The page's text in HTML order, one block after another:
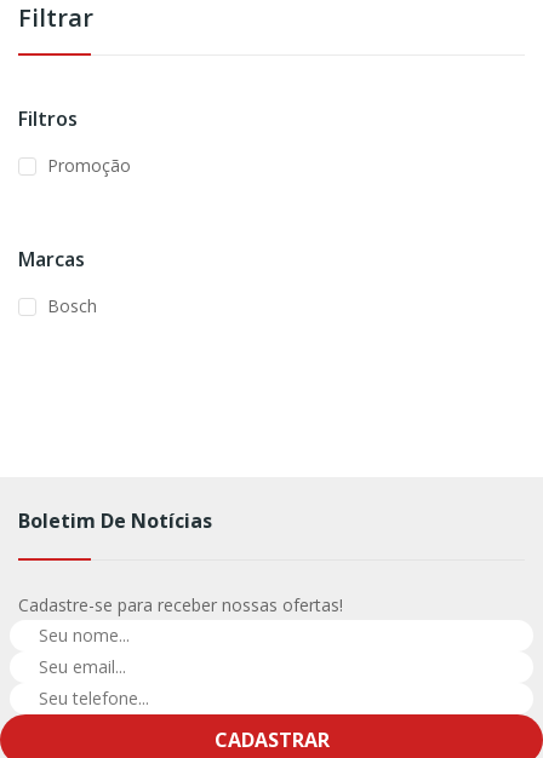
Filtrar
Filtros
Promoção
Marcas
Bosch
Boletim De Notícias
Cadastre-se para receber nossas ofertas!
CADASTRAR